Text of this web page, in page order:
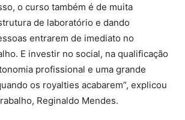
o curso também é de muita
de laboratório e dando
entrarem de imediato no
E investir no social, na qualificação
profissional e uma grande
os royalties acabarem”, explicou
Reginaldo Mendes.